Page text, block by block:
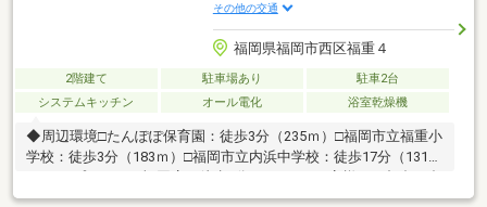
その他の交通
福岡県福岡市西区福重４
2階建て 駐車場あり
駐車2台
システムキッチン
オール電化 浴室乾燥機
◆周辺環境□たんぽぽ保育園：徒歩3分（235ｍ）□福岡市立福重小
学校：徒歩3分（183ｍ）□福岡市立内浜中学校：徒歩17分（1315
ｍ）□Aプライス西福岡店：徒歩4分（274ｍ）お客様のご都合に合
わせて、『知りたい情報だけ』という短時間のご案内も可能で